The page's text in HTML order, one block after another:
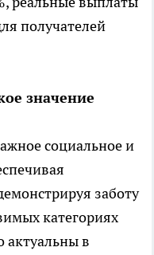
получателей
значение
социальное и
заботу
категориях
актуальны в